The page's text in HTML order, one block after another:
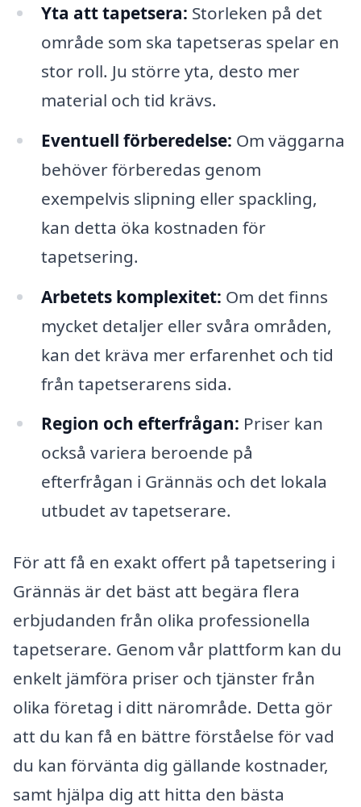
Yta att tapetsera: Storleken på det
område som ska tapetseras spelar en
stor roll. Ju större yta, desto mer
material och tid krävs.
Eventuell förberedelse: Om väggarna
behöver förberedas genom
exempelvis slipning eller spackling,
kan detta öka kostnaden för
tapetsering.
Arbetets komplexitet: Om det finns
mycket detaljer eller svåra områden,
kan det kräva mer erfarenhet och tid
från tapetserarens sida.
Region och efterfrågan: Priser kan
också variera beroende på
efterfrågan i Grännäs och det lokala
utbudet av tapetserare.
För att få en exakt offert på tapetsering i
Grännäs är det bäst att begära flera
erbjudanden från olika professionella
tapetserare. Genom vår plattform kan du
enkelt jämföra priser och tjänster från
olika företag i ditt närområde. Detta gör
att du kan få en bättre förståelse för vad
du kan förvänta dig gällande kostnader,
samt hjälpa dig att hitta den bästa